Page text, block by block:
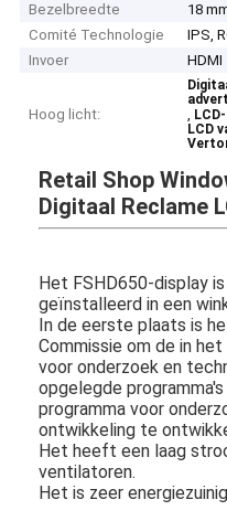
Bezelbreedte
18
Comité Technologie
IPS,
Invoer
HDMI
Hoog licht: ,
LCD
Retail Shop
Digitaal Reclame
Het FSHD650-display
geïnstalleerd in een
In de eerste plaats is
Commissie om de in
voor onderzoek en
opgelegde
programma voor
ontwikkeling te
Het heeft een laag
ventilatoren.
Het is zeer